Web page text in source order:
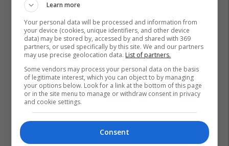
Learn more
Your personal data will be processed and information from
your device (cookies, unique identifiers, and other device
data) may be stored by, accessed by and shared with 369
partners, or used specifically by this site. We and our partners
may use precise geolocation data. List of partners.
Some vendors may process your personal data on the basis
of legitimate interest, which you can object to by managing
your options below. Look for a link at the bottom of this page
or in the site menu to manage or withdraw consent in privacy
and cookie settings.
Consent